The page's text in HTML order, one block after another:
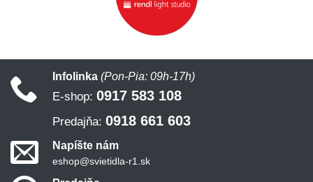
Infolinka (Pon-Pia: 09h-17h)
E-shop: 0917 583 108
Predajňa: 0918 661 603
Napíšte nám
eshop@svietidla-r1.sk